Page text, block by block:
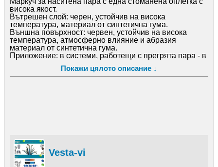
висока якост.
Вътрешен слой: черен, устойчив на висока
температура, материал от синтетична гума.
Външна повърхност: червен, устойчив на висока
температура, атмосферно влияние и абразия
материал от синтетична гума.
Приложение: в системи, работещи с прегрята пара - в
рафинерии, корабостроителници и др.
Температурен режим: от -40°C до +208°C.
и окомплектоваме по мостра или за серийно
производство хидравлични маркучи, индустриални
маркучи, маркучи метал-шлаух, спирачни маркучи.
Разполагаме с цехове за запресоване на
Покажи цялото описание ↓
Vesta-vi